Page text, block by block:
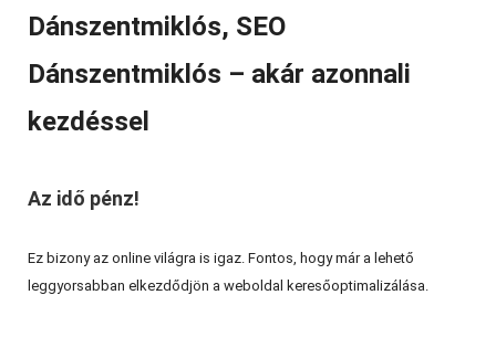
Dánszentmiklós, SEO
Dánszentmiklós – akár azonnali
kezdéssel
Az idő pénz!
Ez bizony az online világra is igaz. Fontos, hogy már a lehető
leggyorsabban elkezdődjön a weboldal keresőoptimalizálása.